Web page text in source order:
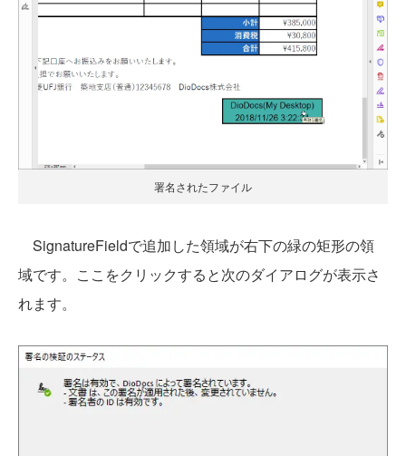
署名されたファイル
SignatureFieldで追加した領域が右下の緑の矩形の領
域です。ここをクリックすると次のダイアログが表示さ
れます。